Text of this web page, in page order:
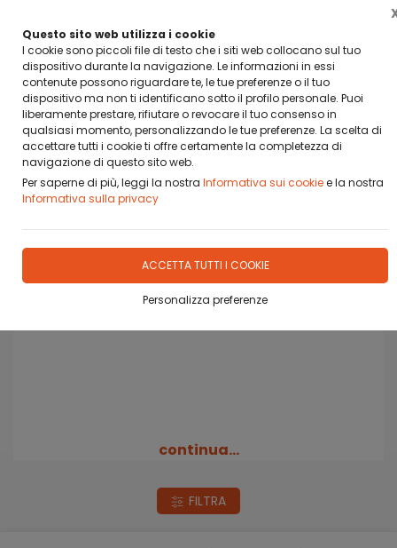
Questo sito web utilizza i cookie
I cookie sono piccoli file di testo che i siti web collocano sul tuo
dispositivo durante la navigazione. Le informazioni in essi
contenute possono riguardare te, le tue preferenze o il tuo
dispositivo ma non ti identificano sotto il profilo personale. Puoi
liberamente prestare, rifiutare o revocare il tuo consenso in
qualsiasi momento, personalizzando le tue preferenze. La scelta di
accettare tutti i cookie ti offre certamente la completezza di
navigazione di questo sito web.
Per saperne di più, leggi la nostra Informativa sui cookiee la nostra
Informativa sulla privacy
ACCETTA TUTTI I COOKIE
Personalizza preferenze
DA OGGI PUOI PAGARE CON BANCA SELLA PAY BY LINK
Home Prodotti GIOCHI PER BAMBINI/ SOCIETA'
continua...
FILTRA